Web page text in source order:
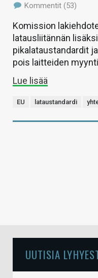
Kommentit (53)
Komission
latausliitännän
pikalataustandardit
pois laitteiden
Lue lisää
EU lataustandardi
UUTISIA